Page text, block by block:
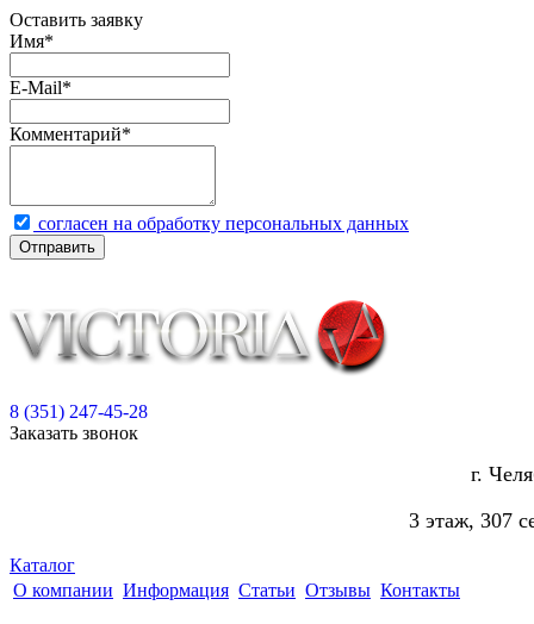
Оставить заявку
Имя*
E-Mail*
Комментарий*
согласен на обработку персональных данных
Отправить
8 (351) 247-45-28
Заказать звонок
г.
3 этаж, 307
Каталог
О компании Информация Статьи Отзывы Контакты